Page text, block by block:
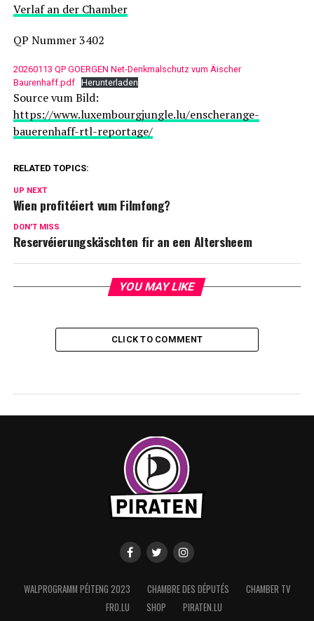
Verlaf an der Chamber
QP Nummer 3402
20260113 QP GOERGEN Net-Denkmalschutz vum Äischer
Baurenhaff.pdf
Herunterladen
Source vum Bild:
https://www.luxembourgjungle.lu/enscherange-
bauerenhaff-rtl-reportage/
RELATED TOPICS:
UP NEXT
Wien profitéiert vum Filmfong?
DON'T MISS
Reservéierungskäschten fir an een Altersheem
YOU MAY LIKE
CLICK TO COMMENT
WALPROGRAMM PÉITENG 2023 CHAMBRE DES DÉPUTÉS
CHAMBER TV
FRO.LU
SHOP PIRATEN.LU